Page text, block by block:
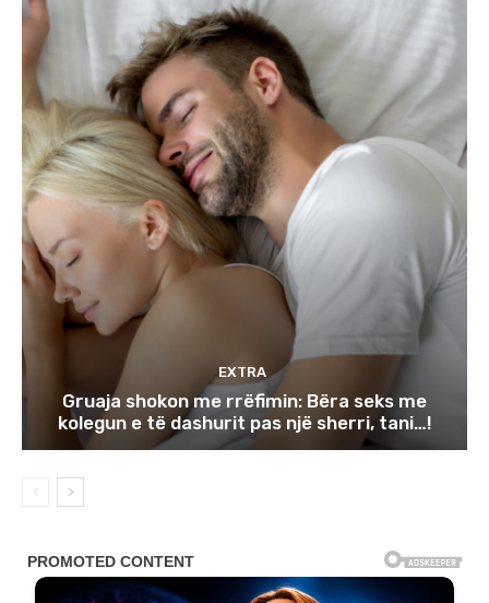
EXTRA
Gruaja shokon me rrëfimin: Bëra seks me
kolegun e të dashurit pas një sherri, tani…!